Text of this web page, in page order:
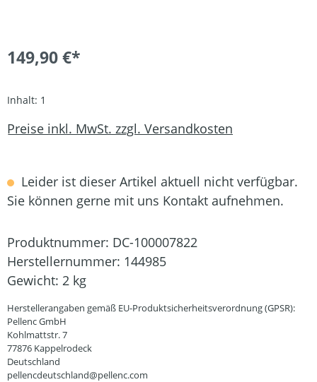
149,90 €*
Inhalt: 1
Preise inkl. MwSt. zzgl. Versandkosten
Leider ist dieser Artikel aktuell nicht verfügbar.
Sie können gerne mit uns Kontakt aufnehmen.
Produktnummer: DC-100007822
Herstellernummer: 144985
Gewicht: 2 kg
Herstellerangaben gemäß EU-Produktsicherheitsverordnung (GPSR):
Pellenc GmbH
Kohlmattstr. 7
77876 Kappelrodeck
Deutschland
pellencdeutschland@pellenc.com